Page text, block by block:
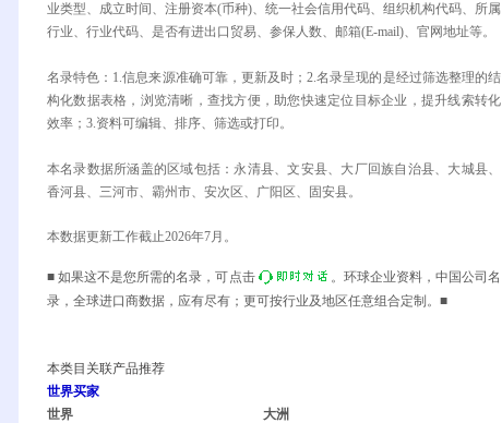
业类型、成立时间、注册资本(币种)、统一社会信用代码、组织机构代码、所属
行业、行业代码、是否有进出口贸易、参保人数、邮箱(E-mail)、官网地址等。
名录特色：1.信息来源准确可靠，更新及时；2.名录呈现的是经过筛选整理的结
构化数据表格，浏览清晰，查找方便，助您快速定位目标企业，提升线索转化
效率；3.资料可编辑、排序、筛选或打印。
本名录数据所涵盖的区域包括：永清县、文安县、大厂回族自治县、大城县、
香河县、三河市、霸州市、安次区、广阳区、固安县。
本数据更新工作截止2026年7月。
■ 如果这不是您所需的名录，可点击
。环球企业资料，中国公司名
录，全球进口商数据，应有尽有；更可按行业及地区任意组合定制。■
本类目关联产品推荐
世界买家
世界
大洲